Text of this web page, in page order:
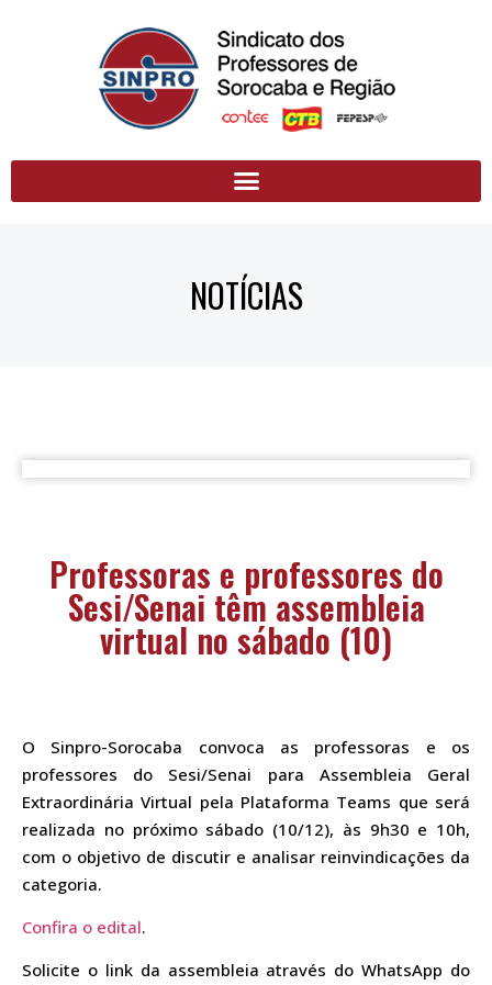
NOTÍCIAS
Professoras e professores do
Sesi/Senai têm assembleia
virtual no sábado (10)
O Sinpro-Sorocaba convoca as professoras e os
professores do Sesi/Senai para Assembleia Geral
Extraordinária Virtual pela Plataforma Teams que será
realizada no próximo sábado (10/12), às 9h30 e 10h,
com o objetivo de discutir e analisar reinvindicações da
categoria.
Confira o edital.
Solicite o link da assembleia através do WhatsApp do